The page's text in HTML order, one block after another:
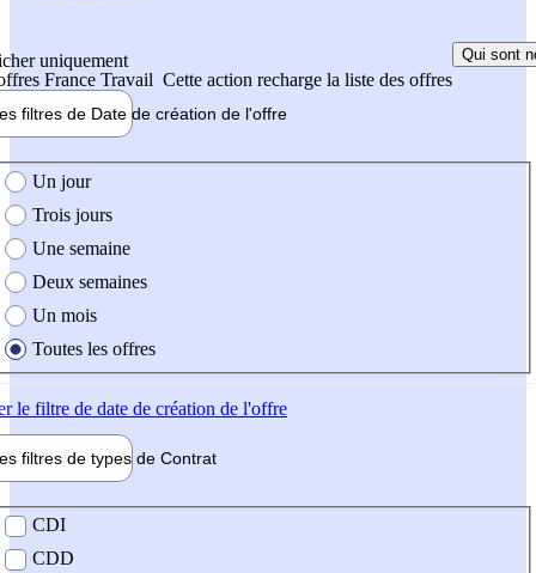
uniquement
France Travail Cette action recharge la liste des offres
Qui sont
filtres de Date de création de l'offre
création de l'offre
Un jour
Trois jours
Une semaine
Deux semaines
Un mois
Toutes les offres
le filtre de date de création de l'offre
filtres de types de Contrat
contrat
CDI
CDD